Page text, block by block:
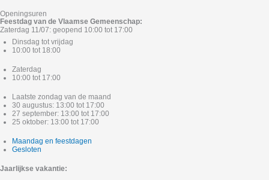
Openingsuren
Feestdag van de Vlaamse Gemeenschap:
Zaterdag 11/07: geopend 10:00 tot 17:00
Dinsdag tot vrijdag
10:00 tot 18:00
Zaterdag
10:00 tot 17:00
Laatste zondag van de maand
30 augustus: 13:00 tot 17:00
27 september: 13:00 tot 17:00
25 oktober: 13:00 tot 17:00
Maandag en feestdagen
Gesloten
Jaarlijkse vakantie: